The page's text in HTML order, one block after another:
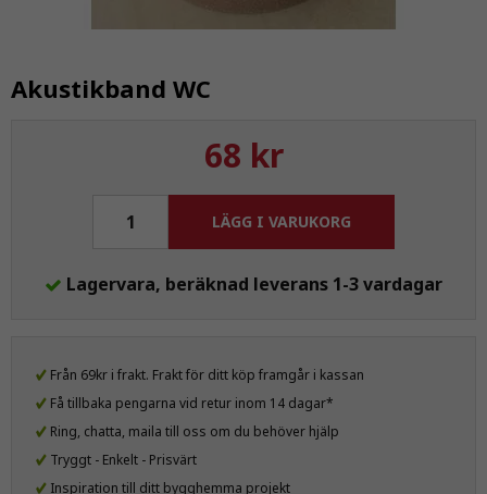
Akustikband WC
68 kr
LÄGG I VARUKORG
Lagervara, beräknad leverans 1-3 vardagar
Från 69kr i frakt. Frakt för ditt köp framgår i kassan
Få tillbaka pengarna vid retur inom 14 dagar*
Ring, chatta, maila till oss om du behöver hjälp
Tryggt - Enkelt - Prisvärt
Inspiration till ditt bygghemma projekt